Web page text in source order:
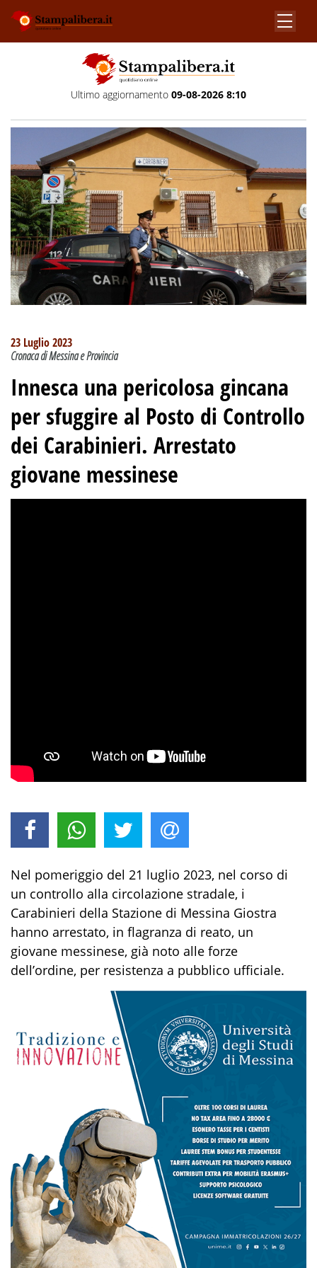
Ultimo aggiornamento 09-08-2026 8:10
23 Luglio 2023
Cronaca di Messina e Provincia
Innesca una pericolosa gincana
per sfuggire al Posto di Controllo
dei Carabinieri. Arrestato
giovane messinese
Nel pomeriggio del 21 luglio 2023, nel corso di
un controllo alla circolazione stradale, i
Carabinieri della Stazione di Messina Giostra
hanno arrestato, in flagranza di reato, un
giovane messinese, già noto alle forze
dell’ordine, per resistenza a pubblico ufficiale.